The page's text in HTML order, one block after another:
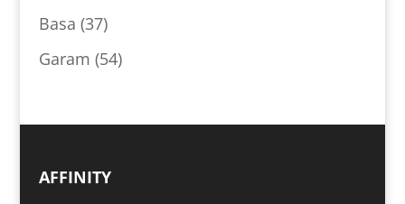
Basa (37)
Garam (54)
AFFINITY